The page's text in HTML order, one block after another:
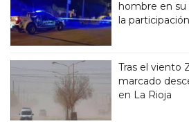
hombre en su
la
Tras el viento
marcado
en La Rioja